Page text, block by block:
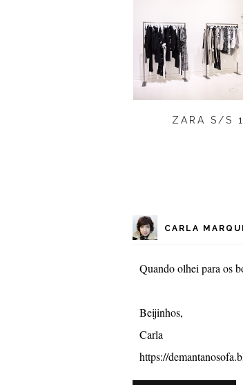
ZARA S/S
CARLA
Quando olhei para os
Beijinhos,
Carla
https://